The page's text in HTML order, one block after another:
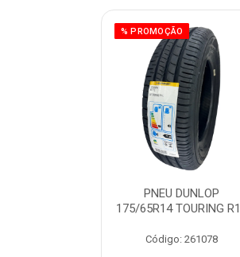
% PROMOÇÃO
PNEU DUNLOP
175/65R14 TOURING
Código: 261078